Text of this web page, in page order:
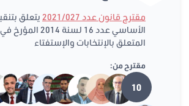
مقترح قانون عدد 2021/027
يتعلق
المتعلق بالإنتخابات والإستفتاء
مقترح من:
10